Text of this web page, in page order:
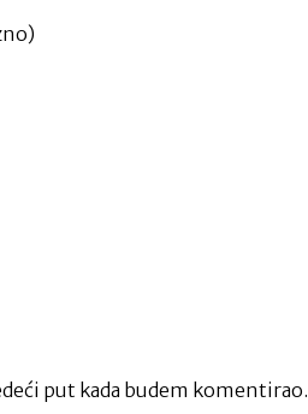
put kada budem komentirao.